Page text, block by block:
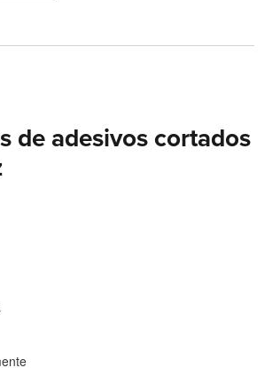
de adesivos cortados